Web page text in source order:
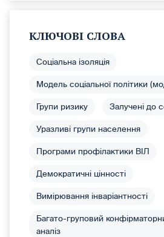
КЛЮЧОВІ СЛОВА
Соціальна ізоляція
Модель соціальної політики
Групи ризику Залучені до
Уразливі групи населення
Програми профілактики ВІЛ
Демократичні цінності
Вимірювання інваріантності
Багато-груповий
аналіз